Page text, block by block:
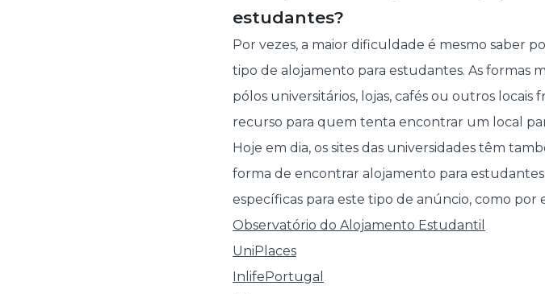
estudantes?
Por vezes, a maior dificuldade é mesmo saber
tipo de alojamento para estudantes. As formas
pólos universitários, lojas, cafés ou outros
recurso para quem tenta encontrar um local
Hoje em dia, os sites das universidades têm
forma de encontrar alojamento para
específicas para este tipo de anúncio, como por
Observatório do Alojamento Estudantil
UniPlaces
InlifePortugal